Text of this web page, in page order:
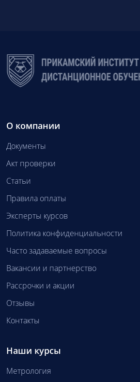
О компании
Документы
Акт проверки
Статьи
Правила оплаты
Эксперты курсов
Политика конфиденциальности
Часто задаваемые вопросы
Вакансии и партнерство
Рассрочки и акции
Отзывы
Контакты
Наши курсы
Метрология